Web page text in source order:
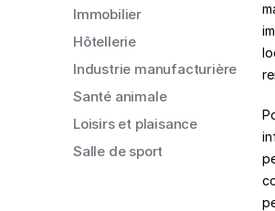
Immobilier
Hôtellerie
Industrie manufacturière
Santé animale
Loisirs et plaisance
Salle de sport